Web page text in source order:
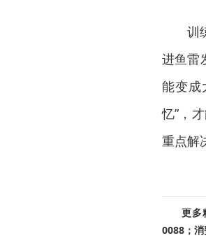
训
进鱼雷
能变成
忆”，
重点解
更多
0088；消